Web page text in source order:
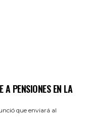
PENSIONES EN LA
que enviará al